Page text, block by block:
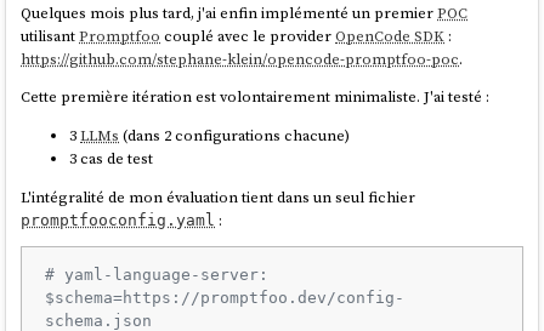
Quelques mois plus tard, j'ai enfin implémenté un premierPOC
utilisantPromptfoo couplé avec le providerOpenCode SDK :
https://github.com/stephane-klein/opencode-promptfoo-poc.
Cette première itération est volontairement minimaliste. J'ai testé :
3LLMs (dans 2 configurations chacune)
3 cas de test
L'intégralité de mon évaluation tient dans un seul fichier
promptfooconfig.yaml :
# yaml-language-server:
$schema=https://promptfoo.dev/config-
schema.json